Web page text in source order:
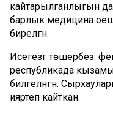
кайтарылганлыгын да
барлык медицина
бирелгән.
Исегезгә төшерәбез:
республикада
билгеләнгән.
ияртеп кайткан.